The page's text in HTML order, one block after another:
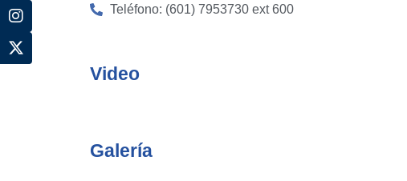
Teléfono: (601) 7953730 ext 600
Video
Galería